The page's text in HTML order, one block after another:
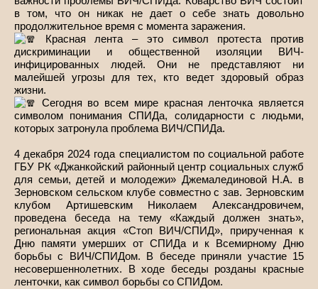
в том, что он никак не дает о себе знать довольно
продолжительное время с момента заражения.
Красная лента – это символ протеста против
дискриминации и общественной изоляции ВИЧ-
инфицированных людей. Они не представляют ни
малейшей угрозы для тех, кто ведет здоровый образ
жизни.
Сегодня во всем мире красная ленточка является
символом понимания СПИДа, солидарности с людьми,
которых затронула проблема ВИЧ/СПИДа.
4 декабря 2024 года специалистом по социальной работе
ГБУ РК «Джанкойский районный центр социальных служб
для семьи, детей и молодежи» Джемалединовой Н.А. в
Зерновском сельском клубе совместно с зав. Зерновским
клубом Артишевским Николаем Александровичем,
проведена беседа на тему «Каждый должен знать»,
региональная акция «Стоп ВИЧ/СПИД», прирученная к
Дню памяти умерших от СПИДа и к Всемирному Дню
борьбы с ВИЧ/СПИДом. В беседе приняли участие 15
несовершеннолетних. В ходе беседы розданы красные
ленточки, как символ борьбы со СПИДом.